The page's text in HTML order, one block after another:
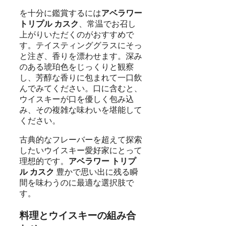
を十分に鑑賞するにはアベラワー
トリプル カスク 、常温でお召し
上がりいただくのがおすすめで
す。テイスティンググラスにそっ
と注ぎ、香りを漂わせます。深み
のある琥珀色をじっくりと観察
し、芳醇な香りに包まれて一口飲
んでみてください。口に含むと、
ウイスキーが口を優しく包み込
み、その複雑な味わいを堪能して
ください。
古典的なフレーバーを超えて探索
したいウイスキー愛好家にとって
理想的です。 アベラワー トリプ
ル カスク 豊かで思い出に残る瞬
間を味わうのに最適な選択肢で
す。
料理とウイスキーの組み合